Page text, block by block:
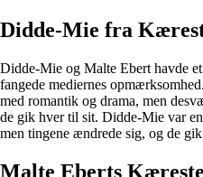
Didde-Mie fra
Didde-Mie og Malte Ebert havde
fangede mediernes
med romantik og drama, men
de gik hver til sit. Didde-Mie var
men tingene ændrede sig, og de
Malte Eberts